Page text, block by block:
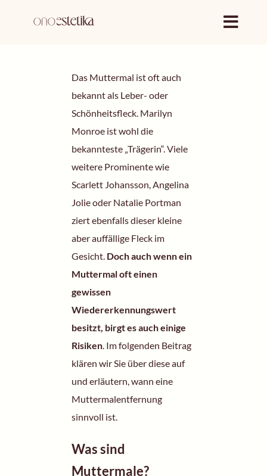
Das Muttermal ist oft auch
bekannt als Leber- oder
Schönheitsfleck. Marilyn
Monroe ist wohl die
bekannteste „Trägerin“. Viele
weitere Prominente wie
Scarlett Johansson, Angelina
Jolie oder Natalie Portman
ziert ebenfalls dieser kleine
aber auffällige Fleck im
Gesicht. Doch auch wenn ein
Muttermal oft einen
gewissen
Wiedererkennungswert
besitzt, birgt es auch einige
Risiken. Im folgenden Beitrag
klären wir Sie über diese auf
und erläutern, wann eine
Muttermalentfernung
sinnvoll ist.
Was sind
Muttermale?